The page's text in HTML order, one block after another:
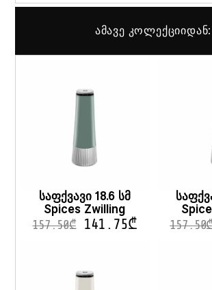
ამავე კოლექციიდან:
საფქვავი 18.6 სმ
Spices Zwilling
157.50₾ 141.75₾ 157.50